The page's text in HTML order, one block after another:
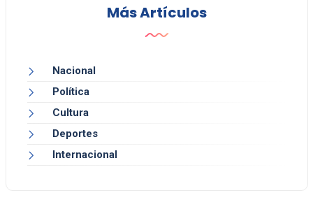
Más Artículos
Nacional
Política
Cultura
Deportes
Internacional